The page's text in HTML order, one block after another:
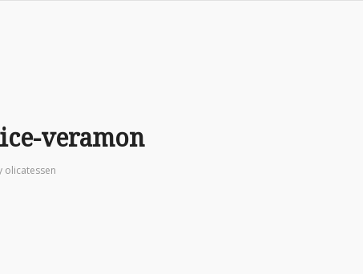
veramon
olicatessen